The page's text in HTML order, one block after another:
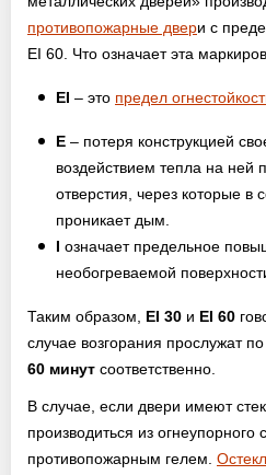
противопожарные двери с
EI 60. Что означает эта
EI – это предел
E – потеря конструкцией
воздействием тепла на ней
отверстия, через которые
проникает дым.
I означает предельное
необогреваемой
Таким образом, EI 30 и EI 60
случае возгорания прослужат
60 минут соответственно.
В случае, если двери имеют
производиться из огнеупорного
противопожарным гелем.